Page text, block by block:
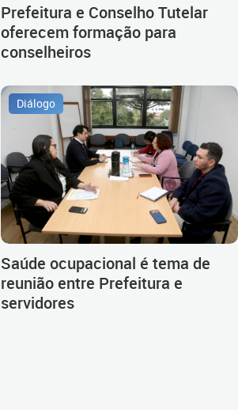
Prefeitura e Conselho Tutelar
oferecem formação para
conselheiros
Diálogo
Saúde ocupacional é tema de
reunião entre Prefeitura e
servidores